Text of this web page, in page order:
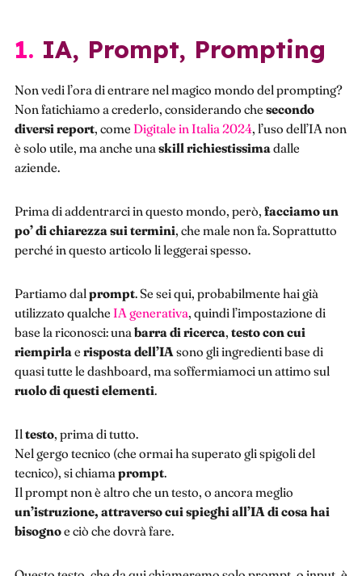
1. IA, Prompt, Prompting
Non vedi l’ora di entrare nel magico mondo del prompting?
Non fatichiamo a crederlo, considerando che secondo
diversi report, come Digitale in Italia 2024, l’uso dell’IA non
è solo utile, ma anche una skill richiestissimadalle
aziende.
Prima di addentrarci in questo mondo, però, facciamo un
po’ di chiarezza sui termini, che male non fa. Soprattutto
perché in questo articolo li leggerai spesso.
Partiamo dal prompt. Se sei qui, probabilmente hai già
utilizzato qualche IA generativa, quindi l’impostazione di
base la riconosci: una barra di ricerca, testo con cui
riempirlae risposta dell’IA sono gli ingredienti base di
quasi tutte le dashboard, ma soffermiamoci un attimo sul
ruolo di questi elementi.
Il testo, prima di tutto.
Nel gergo tecnico (che ormai ha superato gli spigoli del
tecnico), si chiama prompt.
Il prompt non è altro che un testo, o ancora meglio
un’istruzione, attraverso cui spieghi all’IA di cosa hai
bisognoe ciò che dovrà fare.